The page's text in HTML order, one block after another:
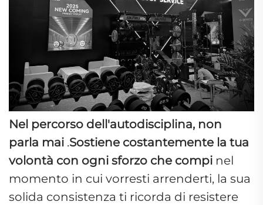
Nel percorso dell'autodisciplina, non
parla mai .Sostiene costantemente la tua
volontà con ogni sforzo che compi nel
momento in cui vorresti arrenderti, la sua
solida consistenza ti ricorda di resistere